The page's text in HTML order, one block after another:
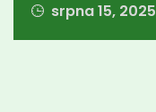
srpna 15, 2025